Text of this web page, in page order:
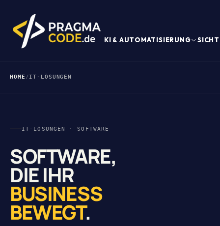
KI & AUTOMATISIERUNG
HOME /IT-LÖSUNGEN
IT-LÖSUNGEN · SOFTWARE
SOFTWARE,
DIE IHR
BUSINESS
BEWEGT.